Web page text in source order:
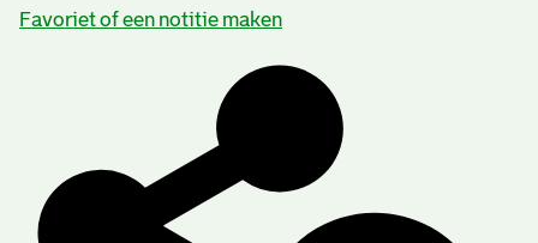
Favoriet of een notitie maken